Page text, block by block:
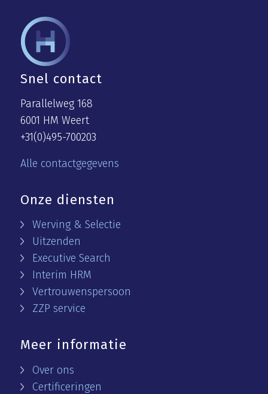
Snel contact
Parallelweg 168
6001 HM Weert
+31(0)495-700203
Alle contactgegevens
Onze diensten
Werving & Selectie
Uitzenden
Executive Search
Interim HRM
Vertrouwenspersoon
ZZP service
Meer informatie
Over ons
Certificeringen